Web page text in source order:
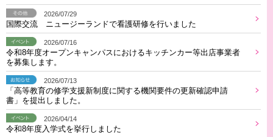
2026/07/29
国際交流 ニュージーランドで看護研修を行いました
2026/07/16
令和8年度オープンキャンパスにおけるキッチンカー等出店事業者
を募集します。
2026/07/13
「高等教育の修学支援新制度に関する機関要件の更新確認申請
書」を提出しました。
2026/04/14
令和8年度入学式を挙行しました